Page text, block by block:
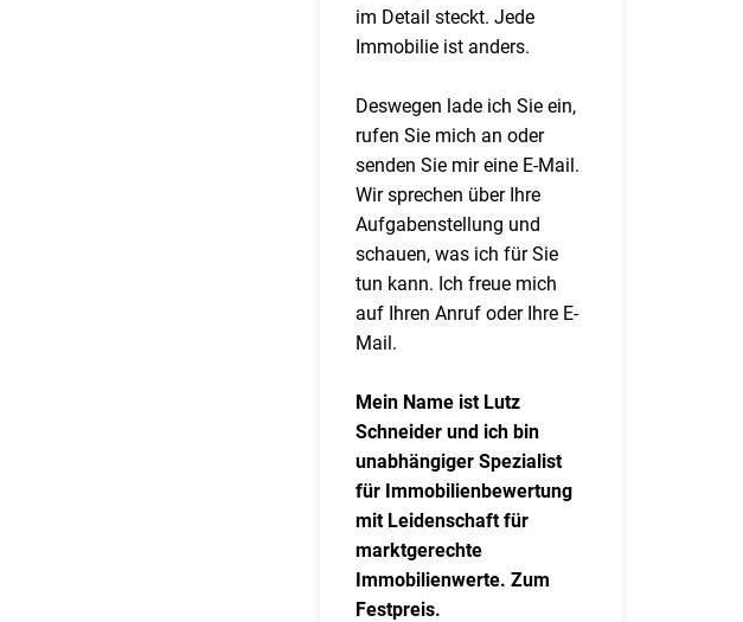
im Detail steckt. Jede
Immobilie ist anders.
Deswegen lade ich Sie ein,
rufen Sie mich an oder
senden Sie mir eine E-Mail.
Wir sprechen über Ihre
Aufgabenstellung und
schauen, was ich für Sie
tun kann. Ich freue mich
auf Ihren Anruf oder Ihre E-
Mail.
Mein Name ist Lutz
Schneider und ich bin
unabhängiger Spezialist
für Immobilienbewertung
mit Leidenschaft für
marktgerechte
Immobilienwerte. Zum
Festpreis.